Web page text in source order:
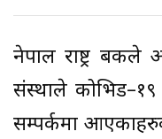
नेपाल राष्ट्र बैंकले
संस्थाले
सम्पर्कमा